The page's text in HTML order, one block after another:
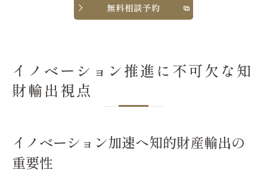
無料相談予約
イノベーション推進に不可欠な知
財輸出視点
イノベーション加速へ知的財産輸出の
重要性